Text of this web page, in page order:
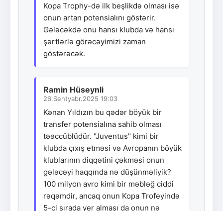
Kopa Trophy-də ilk beşlikdə olması isə
onun artan potensialını göstərir.
Gələcəkdə onu hansı klubda və hansı
şərtlərlə görəcəyimizi zaman
göstərəcək.
Ramin Hüseynli
26.Sentyabr.2025 19:03
Kənan Yıldızın bu qədər böyük bir
transfer potensialına sahib olması
təəccüblüdür. "Juventus" kimi bir
klubda çıxış etməsi və Avropanın böyük
klublarının diqqətini çəkməsi onun
gələcəyi haqqında nə düşünməliyik?
100 milyon avro kimi bir məbləğ ciddi
rəqəmdir, ancaq onun Kopa Trofeyində
5-ci sırada yer alması da onun nə